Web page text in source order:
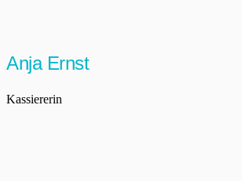
Anja Ernst
Kassiererin